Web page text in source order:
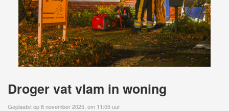
Droger vat vlam in woning
Geplaatst op 8 november 2025, om 11:05 uur